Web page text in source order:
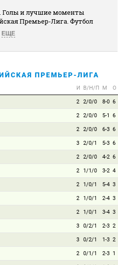
Голы и лучшие моменты
Премьер-Лига. Футбол
ЕЩЕ
ПРЕМЬЕР-ЛИГА
И В/Н/П М О
2 2/0/0 8-0 6
2 2/0/0 5-1 6
2 2/0/0 6-3 6
3 2/0/1 5-3 6
2 2/0/0 4-2 6
2 1/1/0 3-2 4
2 1/0/1 5-4 3
2 1/0/1 2-4 3
2 1/0/1 3-4 3
3 0/2/1 2-3 2
3 0/2/1 1-3 2
2 0/1/1 2-3 1